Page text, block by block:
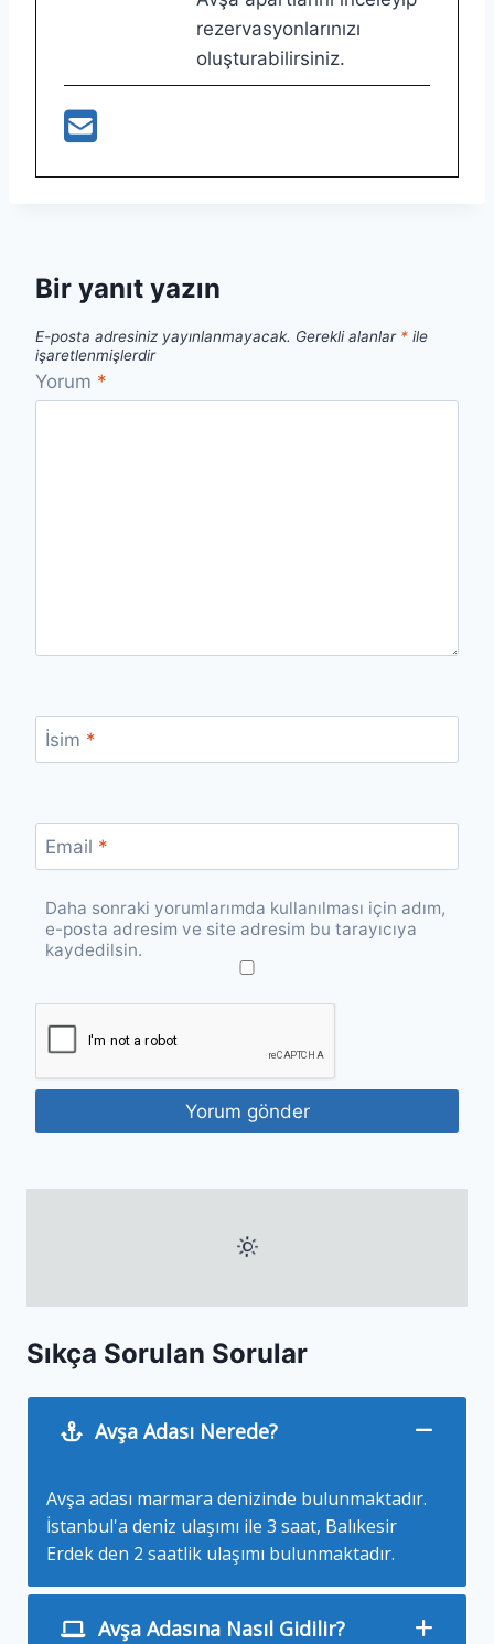
rezervasyonlarınızı
oluşturabilirsiniz.
Bir yanıt yazın
E-posta adresiniz yayınlanmayacak. Gerekli alanlar * ile
işaretlenmişlerdir
Yorum *
İsim *
Email *
Daha sonraki yorumlarımda kullanılması için adım,
e-posta adresim ve site adresim bu tarayıcıya
kaydedilsin.
Sıkça Sorulan Sorular
Avşa Adası Nerede?
Avşa adası marmara denizinde bulunmaktadır.
İstanbul'a deniz ulaşımı ile 3 saat, Balıkesir
Erdek den 2 saatlik ulaşımı bulunmaktadır.
Avşa Adasına Nasıl Gidilir?